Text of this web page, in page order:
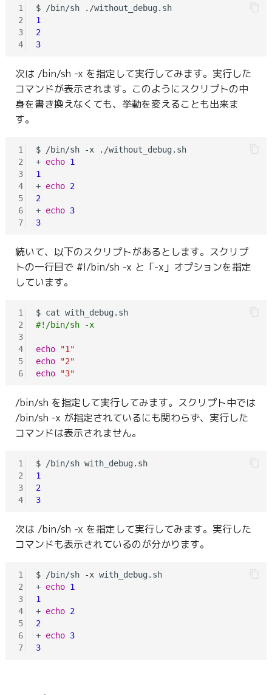
1
2
3
4
$ /bin/sh ./without_debug.sh
1
2
3
次は /bin/sh -x を指定して実行してみます。実行した
コマンドが表示されます。このようにスクリプトの中
身を書き換えなくても、挙動を変えることも出来ま
す。
1
2
3
4
5
6
7
$ /bin/sh -x ./without_debug.sh
+ echo 1
1
+ echo 2
2
+ echo 3
3
続いて、以下のスクリプトがあるとします。スクリプ
トの一行目で #!/bin/sh -x と「-x」オプションを指定
しています。
1
2
3
4
5
6
$ cat with_debug.sh
#!/bin/sh -x
echo
"1"
echo
"2"
echo
"3"
/bin/sh を指定して実行してみます。スクリプト中では
/bin/sh -x が指定されているにも関わらず、実行した
コマンドは表示されません。
1
2
3
4
$ /bin/sh with_debug.sh
1
2
3
次は /bin/sh -x を指定して実行してみます。実行した
コマンドも表示されているのが分かります。
1
2
3
4
5
6
7
$ /bin/sh -x with_debug.sh
+ echo 1
1
+ echo 2
2
+ echo 3
3